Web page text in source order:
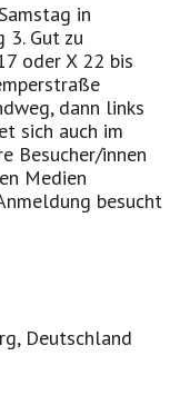
in
3. Gut zu
oder X 22 bis
dann links
sich auch im
Besucher/innen
Medien
besucht
Deutschland